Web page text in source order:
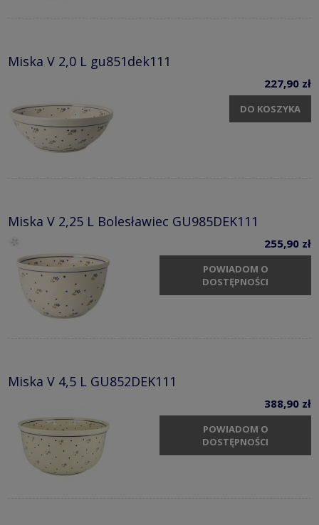
Miska V 2,0 L gu851dek111
227,90 zł
DO KOSZYKA
Miska V 2,25 L Bolesławiec GU985DEK111
255,90 zł
POWIADOM O
DOSTĘPNOŚCI
Miska V 4,5 L GU852DEK111
388,90 zł
POWIADOM O
DOSTĘPNOŚCI